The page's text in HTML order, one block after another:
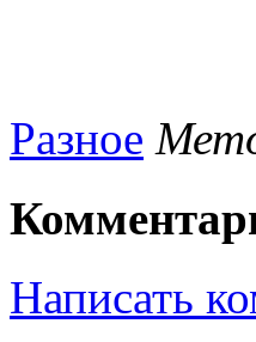
Разное
Написать